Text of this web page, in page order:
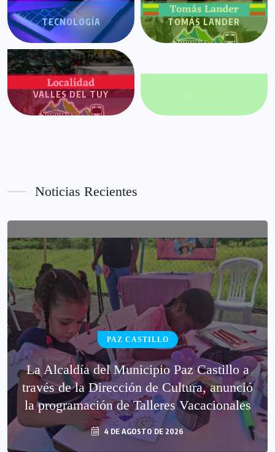
TECNOLOGÍA TOMÁS LANDER
VALLES DEL TUY
Noticias Recientes
PAZ CASTILLO
La Alcaldía del Municipio Paz Castillo a
través de la Dirección de Cultura, anunció
la programación de Talleres Vacacionales
4 DE AGOSTO DE 2026